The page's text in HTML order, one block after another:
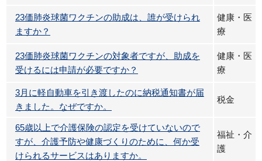
23価肺炎球菌ワクチンの助成は、誰が受けられ
ますか？
健康・医
療
23価肺炎球菌ワクチンの対象者ですが、助成を
受けるには申請が必要ですか？
健康・医
療
3月に軽自動車を引き渡したのに納税通知書が届
きました。なぜですか。
税金
65歳以上で介護保険の認定を受けていないので
すが、介護予防や健康づくりのために、何か受
けられるサービスはありますか。
福祉・介
護